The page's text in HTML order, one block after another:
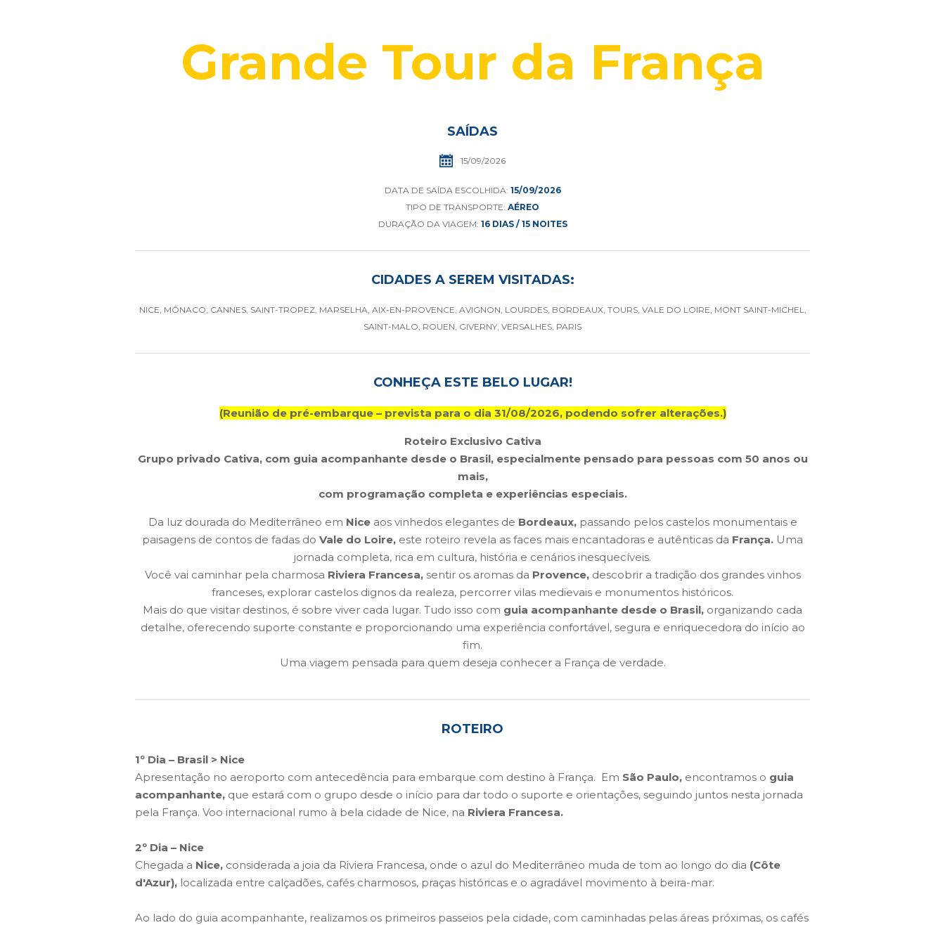
Grande Tour da França
SAÍDAS
15/09/2026
DATA DE SAÍDA ESCOLHIDA: 15/09/2026
TIPO DE TRANSPORTE: AÉREO
DURAÇÃO DA VIAGEM: 16 DIAS / 15 NOITES
CIDADES A SEREM VISITADAS:
NICE, MÔNACO, CANNES, SAINT-TROPEZ, MARSELHA, AIX-EN-PROVENCE, AVIGNON, LOURDES, BORDEAUX, TOURS, VALE DO LOIRE, MONT SAINT-MICHEL,
SAINT-MALO, ROUEN, GIVERNY, VERSALHES, PARIS
CONHEÇA ESTE BELO LUGAR!
(Reunião de pré-embarque – prevista para o dia 31/08/2026, podendo sofrer alterações.)
Roteiro Exclusivo Cativa
Grupo privado Cativa, com guia acompanhante desde o Brasil, especialmente pensado para pessoas com 50 anos ou
mais,
com programação completa e experiências especiais.
Da luz dourada do Mediterrâneo em Nice aos vinhedos elegantes de Bordeaux, passando pelos castelos monumentais e
paisagens de contos de fadas do Vale do Loire, este roteiro revela as faces mais encantadoras e autênticas da França. Uma
jornada completa, rica em cultura, história e cenários inesquecíveis.
Você vai caminhar pela charmosa Riviera Francesa, sentir os aromas da Provence, descobrir a tradição dos grandes vinhos
franceses, explorar castelos dignos da realeza, percorrer vilas medievais e monumentos históricos.
Mais do que visitar destinos, é sobre viver cada lugar. Tudo isso com guia acompanhante desde o Brasil, organizando cada
detalhe, oferecendo suporte constante e proporcionando uma experiência confortável, segura e enriquecedora do início ao
fim.
Uma viagem pensada para quem deseja conhecer a França de verdade.
ROTEIRO
1º Dia – Brasil > Nice
Apresentação no aeroporto com antecedência para embarque com destino à França. Em São Paulo, encontramos o guia
acompanhante, que estará com o grupo desde o início para dar todo o suporte e orientações, seguindo juntos nesta jornada
pela França. Voo internacional rumo à bela cidade de Nice, na Riviera Francesa.
2º Dia – Nice
Chegada a Nice, considerada a joia da Riviera Francesa, onde o azul do Mediterrâneo muda de tom ao longo do dia (Côte
d'Azur), localizada entre calçadões, cafés charmosos, praças históricas e o agradável movimento à beira-mar.
Ao lado do guia acompanhante, realizamos os primeiros passeios pela cidade, com caminhadas pelas áreas próximas, os cafés